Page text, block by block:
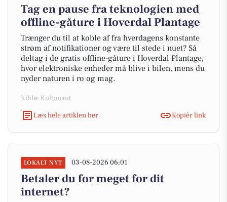
Tag en pause fra teknologien med
offline-gåture i Hoverdal Plantage
Trænger du til at koble af fra hverdagens konstante
strøm af notifikationer og være til stede i nuet? Så
deltag i de gratis offline-gåture i Hoverdal Plantage,
hvor elektroniske enheder må blive i bilen, mens du
nyder naturen i ro og mag.
Kilde: Kultunaut
Læs hele artiklen her
Kopiér link
LOKALT NYT 03-08-2026 06:01
Betaler du for meget for dit
internet?